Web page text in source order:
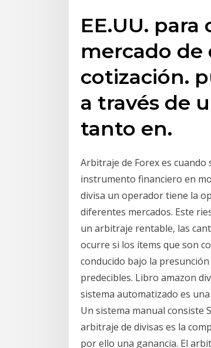
EE.UU.
mercado de
cotización.
a través de
tanto en.
Arbitraje de Forex es
instrumento financiero en
divisa un operador tiene la
diferentes mercados. Este
un arbitraje rentable, las
ocurre si los ítems que son
conducido bajo la
predecibles. Libro amazon
sistema automatizado es
Un sistema manual consiste
arbitraje de divisas es la
por ello una ganancia. El